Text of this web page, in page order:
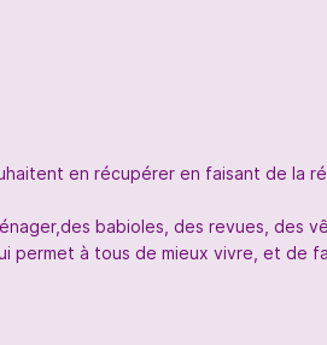
en récupérer en faisant de la
babioles, des revues, des
permet à tous de mieux vivre, et de